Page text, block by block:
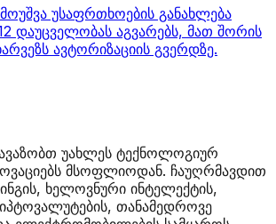
უსაფრთხოების განახლება
დაუცველობას აგვარებს, მათ შორის
ავტორიზაციის გვერდზე.
უახლეს ტექნოლოგიურ
მსოფლიოდან. ჩაუღრმავდით
ხელოვნური ინტელექტის,
თანამედროვე